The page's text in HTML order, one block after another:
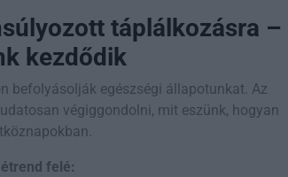
táplálkozásra –
kezdődik
befolyásolják egészségi állapotunkat. Az
végiggondolni, mit eszünk, hogyan
felé: